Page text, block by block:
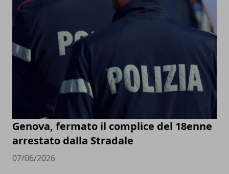
Genova, fermato il complice del 18enne
arrestato dalla Stradale
07/06/2026